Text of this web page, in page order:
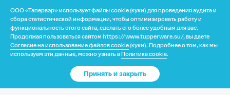
Каталог
Доставка и оплата
Ваше местоположение
Нет
Согласие на обработку
персональных данных для
рассылок
ООО «Тапервэр» использует файлы cookie (куки) для проведения аудита и
сбора статистической информации, чтобы оптимизировать работу и
функциональность этого сайта, сделать его более удобным для вас.
Продолжая пользоваться сайтом https://www.tupperware.su/, вы даете
Согласие на использование файлов cookie(куки). Подробнее о том, как мы
используем эти данные, можно узнать вПолитика cookie.
Принять и закрыть